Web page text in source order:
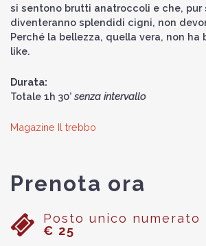
si sentono brutti anatroccoli e che, pur
diventeranno splendidi cigni, non
Perché la bellezza, quella vera, non ha
like.
Durata:
Totale 1h 30’senza intervallo
Magazine Il trebbo
Prenota ora
Posto unico numerato
€ 25